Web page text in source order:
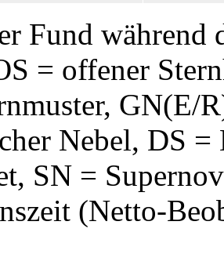
Fund während
= offener
GN(E/
Nebel, DS
SN =
(Netto-